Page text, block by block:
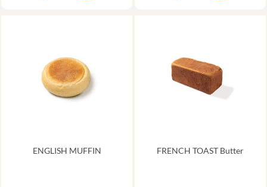
ENGLISH MUFFIN FRENCH TOAST Butter